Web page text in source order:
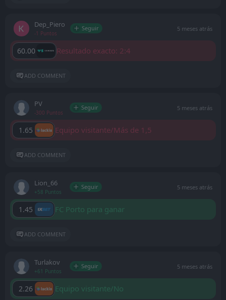
Dep_Piero
-1 Puntos
Seguir 5 meses atrás
60.00 Resultado exacto: 2:4
ADD COMMENT
PV
-300 Puntos
Seguir 5 meses atrás
1.65 Equipo visitante/Más de 1,5
ADD COMMENT
Lion_66
+58 Puntos
Seguir 5 meses atrás
1.45 FC Porto para ganar
ADD COMMENT
Turlakov
+61 Puntos
Seguir 5 meses atrás
2.26 Equipo visitante/No